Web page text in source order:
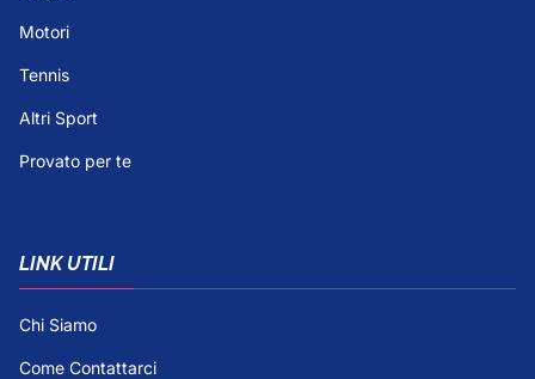
Motori
Tennis
Altri Sport
Provato per te
LINK UTILI
Chi Siamo
Come Contattarci